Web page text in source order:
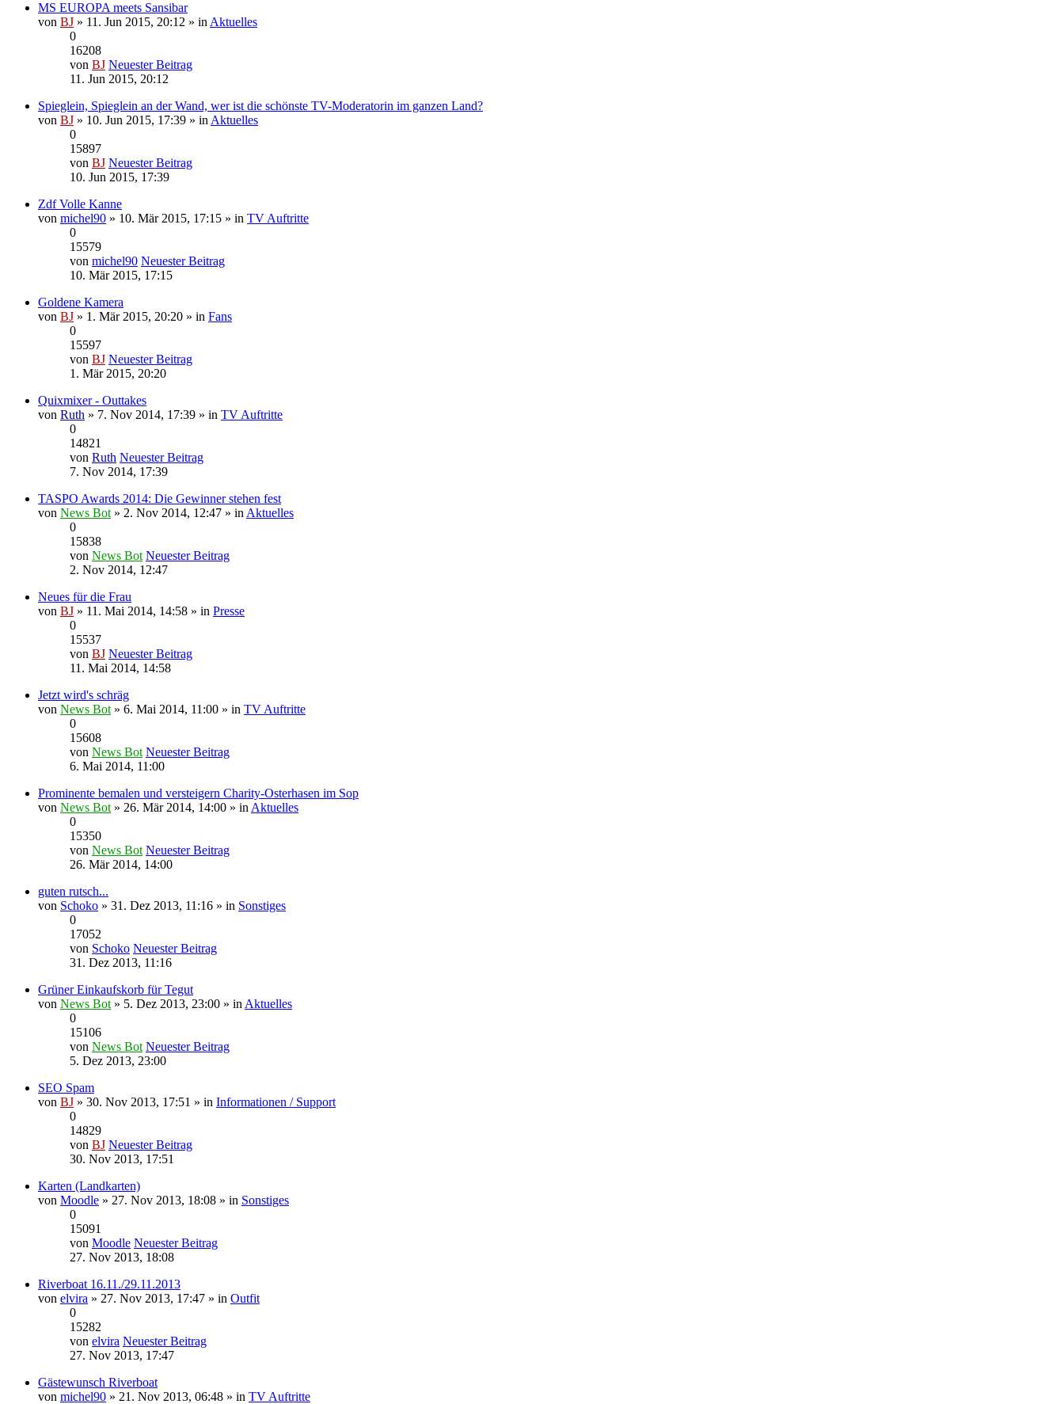
MS EUROPA meets Sansibar
von BJ » 11. Jun 2015, 20:12 » in Aktuelles
0
16208
von BJ Neuester Beitrag
11. Jun 2015, 20:12
Spieglein, Spieglein an der Wand, wer ist die schönste TV-Moderatorin im ganzen Land?
von BJ » 10. Jun 2015, 17:39 » in Aktuelles
0
15897
von BJ Neuester Beitrag
10. Jun 2015, 17:39
Zdf Volle Kanne
von michel90 » 10. Mär 2015, 17:15 » in TV Auftritte
0
15579
von michel90 Neuester Beitrag
10. Mär 2015, 17:15
Goldene Kamera
von BJ » 1. Mär 2015, 20:20 » in Fans
0
15597
von BJ Neuester Beitrag
1. Mär 2015, 20:20
Quixmixer - Outtakes
von Ruth » 7. Nov 2014, 17:39 » in TV Auftritte
0
14821
von Ruth Neuester Beitrag
7. Nov 2014, 17:39
TASPO Awards 2014: Die Gewinner stehen fest
von News Bot » 2. Nov 2014, 12:47 » in Aktuelles
0
15838
von News Bot Neuester Beitrag
2. Nov 2014, 12:47
Neues für die Frau
von BJ » 11. Mai 2014, 14:58 » in Presse
0
15537
von BJ Neuester Beitrag
11. Mai 2014, 14:58
Jetzt wird's schräg
von News Bot » 6. Mai 2014, 11:00 » in TV Auftritte
0
15608
von News Bot Neuester Beitrag
6. Mai 2014, 11:00
Prominente bemalen und versteigern Charity-Osterhasen im Sop
von News Bot » 26. Mär 2014, 14:00 » in Aktuelles
0
15350
von News Bot Neuester Beitrag
26. Mär 2014, 14:00
guten rutsch...
von Schoko » 31. Dez 2013, 11:16 » in Sonstiges
0
17052
von Schoko Neuester Beitrag
31. Dez 2013, 11:16
Grüner Einkaufskorb für Tegut
von News Bot » 5. Dez 2013, 23:00 » in Aktuelles
0
15106
von News Bot Neuester Beitrag
5. Dez 2013, 23:00
SEO Spam
von BJ » 30. Nov 2013, 17:51 » in Informationen / Support
0
14829
von BJ Neuester Beitrag
30. Nov 2013, 17:51
Karten (Landkarten)
von Moodle » 27. Nov 2013, 18:08 » in Sonstiges
0
15091
von Moodle Neuester Beitrag
27. Nov 2013, 18:08
Riverboat 16.11./29.11.2013
von elvira » 27. Nov 2013, 17:47 » in Outfit
0
15282
von elvira Neuester Beitrag
27. Nov 2013, 17:47
Gästewunsch Riverboat
von michel90 » 21. Nov 2013, 06:48 » in TV Auftritte